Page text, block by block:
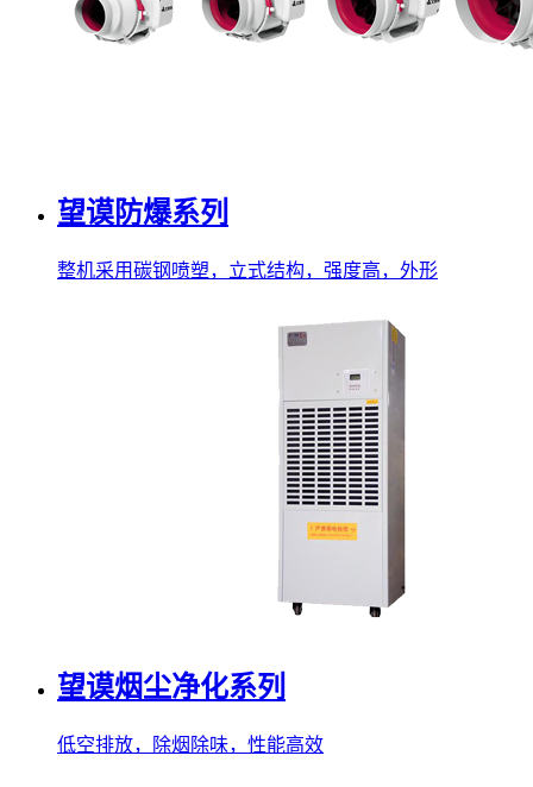
望谟防爆系列
整机采用碳钢喷塑，立式结构，强度高，外形
望谟烟尘净化系列
低空排放，除烟除味，性能高效